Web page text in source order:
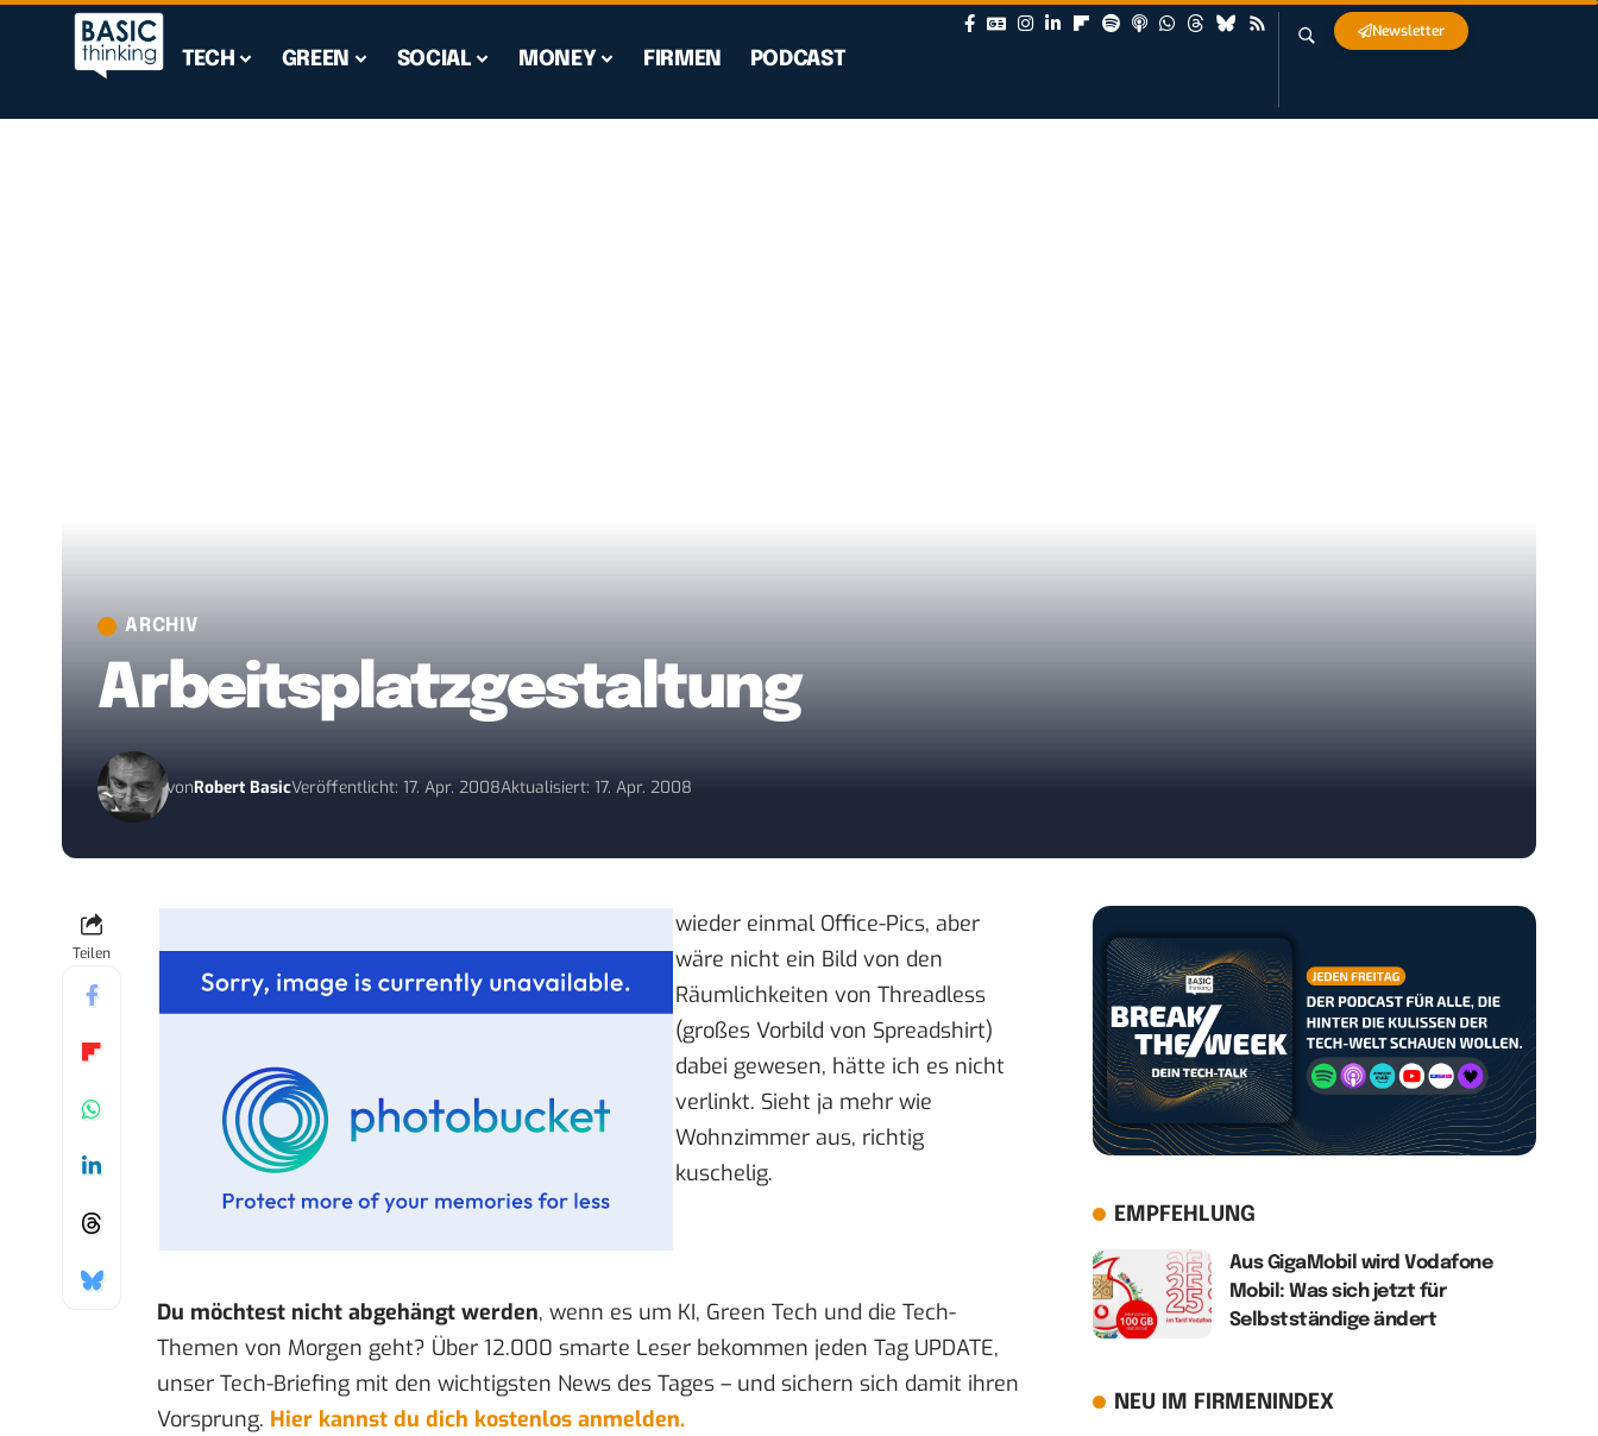
TECH GREEN SOCIAL MONEY FIRMEN PODCAST
Newsletter
ARCHIV
Arbeitsplatzgestaltung
vonRobert BasicVeröffentlicht: 17. Apr. 2008Aktualisiert: 17. Apr. 2008
Teilen
wieder einmal Office-Pics, aber
wäre nicht ein Bild von den
Räumlichkeiten von Threadless
(großes Vorbild von Spreadshirt)
dabei gewesen, hätte ich es nicht
verlinkt. Sieht ja mehr wie
Wohnzimmer aus, richtig
kuschelig.
Du möchtest nicht abgehängt werden, wenn es um KI, Green Tech und die Tech-
Themen von Morgen geht? Über 12.000 smarte Leser bekommen jeden Tag UPDATE,
unser Tech-Briefing mit den wichtigsten News des Tages – und sichern sich damit ihren
Vorsprung. Hier kannst du dich kostenlos anmelden.
EMPFEHLUNG
Aus GigaMobil wird Vodafone
Mobil: Was sich jetzt für
Selbstständige ändert
NEU IM FIRMENINDEX